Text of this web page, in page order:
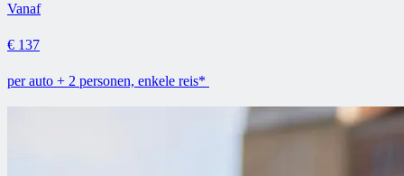
Vanaf
€ 137
per auto + 2 personen, enkele reis*